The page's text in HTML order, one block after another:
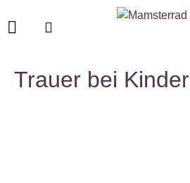
Trauer bei